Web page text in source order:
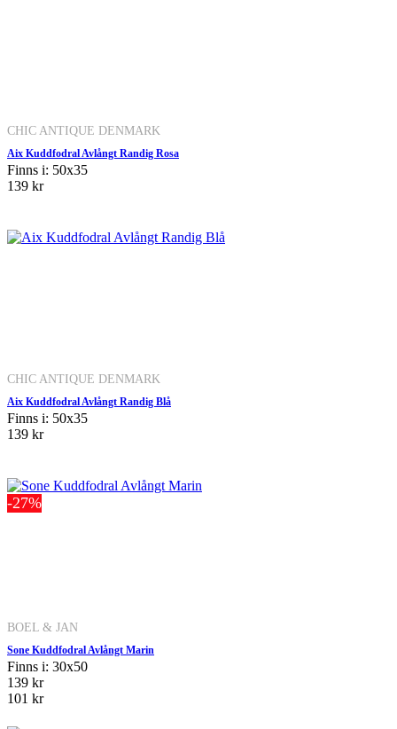
CHIC ANTIQUE DENMARK
Aix Kuddfodral Avlångt Randig Rosa
Finns i: 50x35
139 kr
CHIC ANTIQUE DENMARK
Aix Kuddfodral Avlångt Randig Blå
Finns i: 50x35
139 kr
-27%
BOEL & JAN
Sone Kuddfodral Avlångt Marin
Finns i: 30x50
139 kr
101 kr